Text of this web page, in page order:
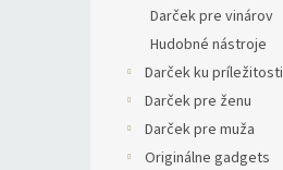
Darček pre vinárov
Hudobné nástroje
Darček ku príležitosti
Darček pre ženu
Darček pre muža
Originálne gadgets